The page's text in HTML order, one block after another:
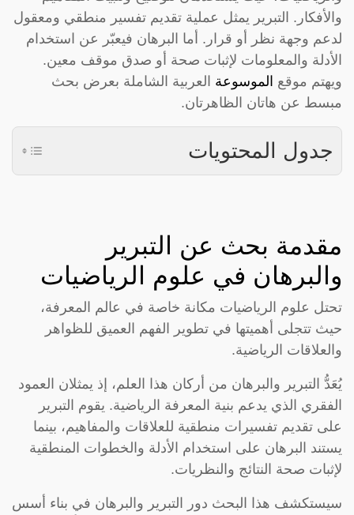
والأفكار. التبرير يمثل عملية تقديم تفسير منطقي ومعقول
لدعم وجهة نظر أو قرار. أما البرهان فيعبّر عن استخدام
الأدلة والمعلومات لإثبات صحة أو صدق موقف معين.
ويهتم موقع الموسوعة العربية الشاملة بعرض بحث
مبسط عن هاتان الظاهرتان.
جدول المحتويات
مقدمة بحث عن التبرير
والبرهان في علوم الرياضيات
تحتل علوم الرياضيات مكانة خاصة في عالم المعرفة،
حيث تتجلى أهميتها في تطوير الفهم العميق للظواهر
والعلاقات الرياضية.
يُعَدُّ التبرير والبرهان من أركان هذا العلم، إذ يمثلان العمود
الفقري الذي يدعم بنية المعرفة الرياضية. يقوم التبرير
على تقديم تفسيرات منطقية للعلاقات والمفاهيم، بينما
يستند البرهان على استخدام الأدلة والخطوات المنطقية
لإثبات صحة النتائج والنظريات.
سيستكشف هذا البحث دور التبرير والبرهان في بناء أسس